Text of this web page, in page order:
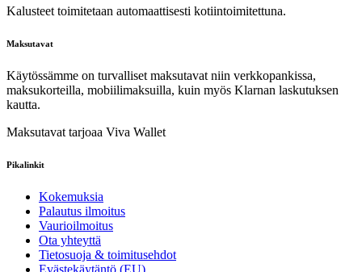
Kalusteet toimitetaan automaattisesti kotiintoimitettuna.
Maksutavat
Käytössämme on turvalliset maksutavat niin verkkopankissa,
maksukorteilla, mobiilimaksuilla, kuin myös Klarnan laskutuksen
kautta.
Maksutavat tarjoaa Viva Wallet
Pikalinkit
Kokemuksia
Palautus ilmoitus
Vaurioilmoitus
Ota yhteyttä
Tietosuoja & toimitusehdot
Evästekäytäntö (EU)